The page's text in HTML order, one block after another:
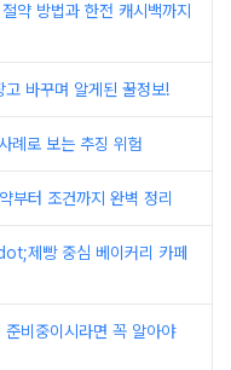
약 방법과 한전 캐시백까지
바꾸며 알게된 꿀정보!
례로 보는 추징 위험
부터 조건까지 완벽 정리
제빵 중심 베이커리 카페
비중이시라면 꼭 알아야